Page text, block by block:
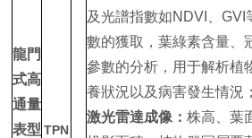
龍門
式高
通量
表型 TPN
及光譜指數如NDVI、GVI
數的獲取，葉綠素含量、
參數的分析，用于解析植
養狀況以及病害發生情況；
激光雷達成像：株高、葉